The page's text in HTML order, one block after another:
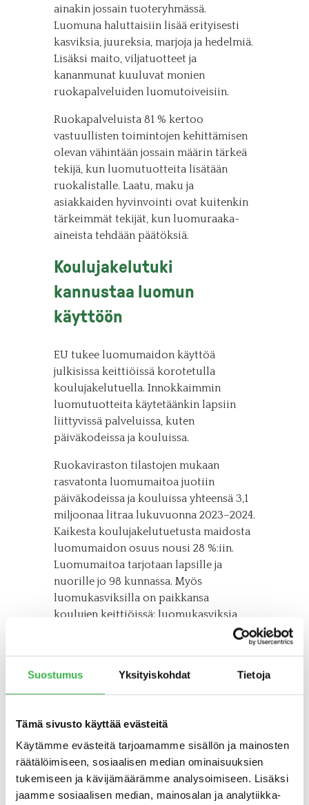
Suostumus Yksityiskohdat Tietoja
Tämä sivusto käyttää evästeitä
Käytämme evästeitä tarjoamamme sisällön ja mainosten
räätälöimiseen, sosiaalisen median ominaisuuksien
tukemiseen ja kävijämäärämme analysoimiseen. Lisäksi
jaamme sosiaalisen median, mainosalan ja analytiikka-
ainakin jossain tuoteryhmässä.
Luomuna haluttaisiin lisää erityisesti
kasviksia, juureksia, marjoja ja hedelmiä.
Lisäksi maito, viljatuotteet ja
kananmunat kuuluvat monien
ruokapalveluiden luomutoiveisiin.
Ruokapalveluista 81 % kertoo
vastuullisten toimintojen kehittämisen
olevan vähintään jossain määrin tärkeä
tekijä, kun luomutuotteita lisätään
ruokalistalle. Laatu, maku ja
asiakkaiden hyvinvointi ovat kuitenkin
tärkeimmät tekijät, kun luomuraaka-
aineista tehdään päätöksiä.
Koulujakelutuki
kannustaa luomun
käyttöön
EU tukee luomumaidon käyttöä
julkisissa keittiöissä korotetulla
koulujakelutuella. Innokkaimmin
luomutuotteita käytetäänkin lapsiin
liittyvissä palveluissa, kuten
päiväkodeissa ja kouluissa.
Ruokaviraston tilastojen mukaan
rasvatonta luomumaitoa juotiin
päiväkodeissa ja kouluissa yhteensä 3,1
miljoonaa litraa lukuvuonna 2023–2024.
Kaikesta koulujakelutuetusta maidosta
luomumaidon osuus nousi 28 %:iin.
Luomumaitoa tarjotaan lapsille ja
nuorille jo 98 kunnassa. Myös
luomukasviksilla on paikkansa
koulujen keittiöissä: luomukasviksia
syötiin lukuvuoden aikana 16 000 kiloa,
%. Eniten päiväkodeissa ja kouluissa
tarjottiin luomubanaania ja -porkkanaa.
Koulujakelutuen määrä rasvattomalle
D-vitaminoidulle luomumaidolle on
kaksinkertainen tavanomaiseen
maitoon verrattuna, mutta kasvisten
kohdalla luomun tuki ei ole